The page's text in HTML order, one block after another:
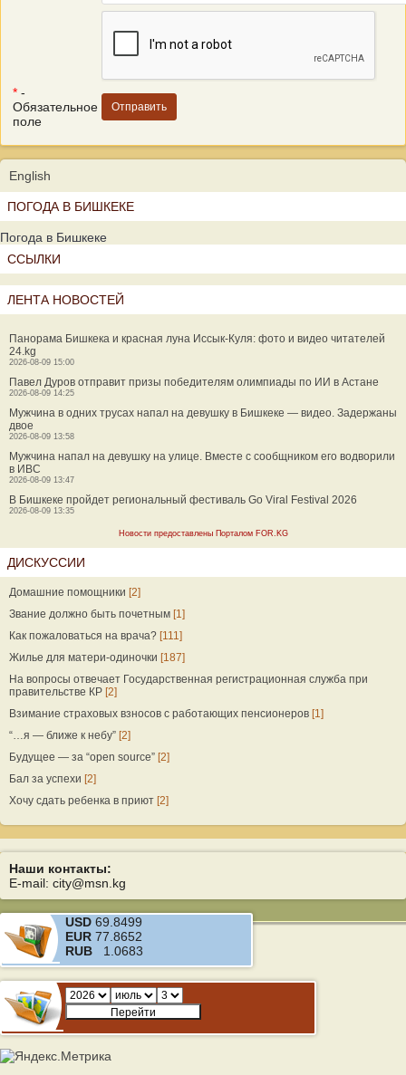
* -
Обязательное
поле
English
ПОГОДА В БИШКЕКЕ
Погода в Бишкеке
ССЫЛКИ
ЛЕНТА НОВОСТЕЙ
Панорама Бишкека и красная луна Иссык-Куля: фото и видео читателей
24.kg
2026-08-09 15:00
Павел Дуров отправит призы победителям олимпиады по ИИ в Астане
2026-08-09 14:25
Мужчина в одних трусах напал на девушку в Бишкеке — видео. Задержаны
двое
2026-08-09 13:58
Мужчина напал на девушку на улице. Вместе с сообщником его водворили
в ИВС
2026-08-09 13:47
В Бишкеке пройдет региональный фестиваль Go Viral Festival 2026
2026-08-09 13:35
Новости предоставлены Порталом FOR.KG
ДИСКУССИИ
Домашние помощники [2]
Звание должно быть почетным [1]
Как пожаловаться на врача? [111]
Жилье для матери-одиночки [187]
На вопросы отвечает Государственная регистрационная служба при
правительстве КР [2]
Взимание страховых взносов с работающих пенсионеров [1]
“…я — ближе к небу” [2]
Будущее — за “open source” [2]
Бал за успехи [2]
Хочу сдать ребенка в приют [2]
Наши контакты:
E-mail: city@msn.kg
USD 69.8499
EUR 77.8652
RUB 1.0683